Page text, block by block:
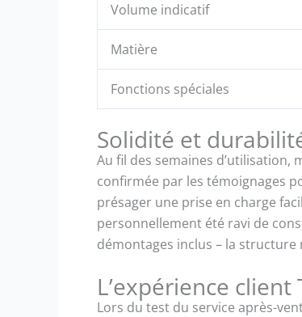
Volume indicatif
Matière
Fonctions spéciales
Solidité et
Au fil des semaines
confirmée par les témoignages
présager une prise en charge
personnellement été ravi de
démontages inclus – la structure
L’expérience
Lors du test du service après-